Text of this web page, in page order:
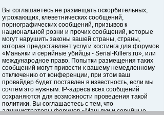
Вы соглашаетесь не размещать оскорбительных,
угрожающих, клеветнических сообщений,
порнографических сообщений, призывов к
национальной розни и прочих сообщений, которые
могут нарушить законы вашей страны, страны,
которая предоставляет услуги хостинга для форумов
«Маньяки и серийные убийцы - Serial-Killers.ru», или
международное право. Попытки размещения таких
сообщений могут привести к вашему немедленному
отключению от конференции, при этом ваш
провайдер будет поставлен в известность, если мы
сочтём это нужным. IP-адреса всех сообщений
сохраняются для возможности проведения такой
политики. Вы соглашаетесь с тем, что
администраторы форумов «Маньяки и серийные